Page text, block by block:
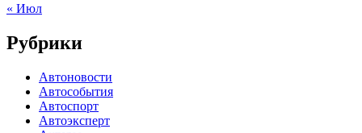
« Июл
Рубрики
Автоновости
Автособытия
Автоспорт
Автоэксперт